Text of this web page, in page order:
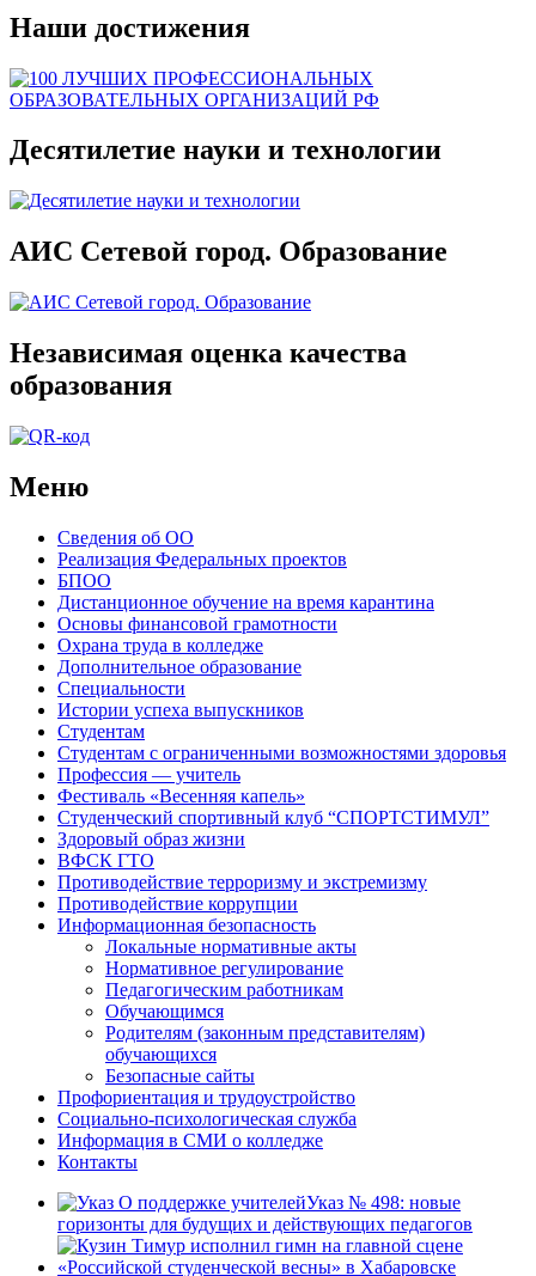
Наши достижения
Десятилетие науки и технологии
АИС Сетевой город. Образование
Независимая оценка качества
образования
Меню
Сведения об ОО
Реализация Федеральных проектов
БПОО
Дистанционное обучение на время карантина
Основы финансовой грамотности
Охрана труда в колледже
Дополнительное образование
Специальности
Истории успеха выпускников
Студентам
Студентам с ограниченными возможностями здоровья
Профессия — учитель
Фестиваль «Весенняя капель»
Студенческий спортивный клуб “СПОРТСТИМУЛ”
Здоровый образ жизни
ВФСК ГТО
Противодействие терроризму и экстремизму
Противодействие коррупции
Информационная безопасность
Локальные нормативные акты
Нормативное регулирование
Педагогическим работникам
Обучающимся
Родителям (законным представителям)
обучающихся
Безопасные сайты
Профориентация и трудоустройство
Социально-психологическая служба
Информация в СМИ о колледже
Контакты
Указ № 498: новые
горизонты для будущих и действующих педагогов